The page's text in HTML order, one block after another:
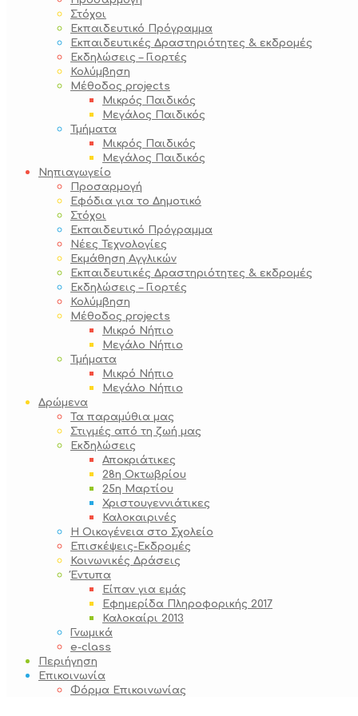
Στόχοι
Εκπαιδευτικό Πρόγραμμα
Εκπαιδευτικές Δραστηριότητες & εκδρομές
Εκδηλώσεις – Γιορτές
Κολύμβηση
Μέθοδος projects
Μικρός Παιδικός
Μεγάλος Παιδικός
Τμήματα
Μικρός Παιδικός
Μεγάλος Παιδικός
Νηπιαγωγείο
Προσαρμογή
Εφόδια για το Δημοτικό
Στόχοι
Εκπαιδευτικό Πρόγραμμα
Νέες Τεχνολογίες
Εκμάθηση Αγγλικών
Εκπαιδευτικές Δραστηριότητες & εκδρομές
Εκδηλώσεις – Γιορτές
Κολύμβηση
Μέθοδος projects
Μικρό Νήπιο
Μεγάλο Νήπιο
Τμήματα
Μικρό Νήπιο
Μεγάλο Νήπιο
Δρώμενα
Τα παραμύθια μας
Στιγμές από τη ζωή μας
Εκδηλώσεις
Αποκριάτικες
28η Οκτωβρίου
25η Μαρτίου
Χριστουγεννιάτικες
Καλοκαιρινές
Η Οικογένεια στο Σχολείο
Επισκέψεις-Εκδρομές
Κοινωνικές Δράσεις
Έντυπα
Είπαν για εμάς
Εφημερίδα Πληροφορικής 2017
Καλοκαίρι 2013
Γνωμικά
e-class
Περιήγηση
Επικοινωνία
Φόρμα Επικοινωνίας